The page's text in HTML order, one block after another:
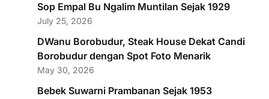
Sop Empal Bu Ngalim Muntilan Sejak 1929
July 25, 2026
DWanu Borobudur, Steak House Dekat Candi
Borobudur dengan Spot Foto Menarik
May 30, 2026
Bebek Suwarni Prambanan Sejak 1953